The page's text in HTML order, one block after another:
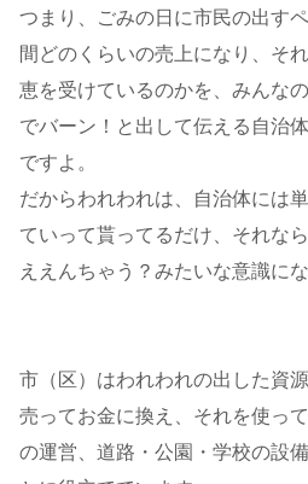
つまり、ごみの日に市民の出す
間どのくらいの売上になり、そ
恵を受けているのかを、みんな
でバーン！と出して伝える自治
ですよ。
だからわれわれは、自治体には
ていって貰ってるだけ、それな
ええんちゃう？みたいな意識に
市（区）はわれわれの出した資
売ってお金に換え、それを使っ
の運営、道路・公園・学校の設